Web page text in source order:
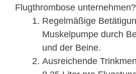
Flugthrombose unternehmen?
Regelmäßige
Muskelpumpe durch
und der Beine.
Ausreichende